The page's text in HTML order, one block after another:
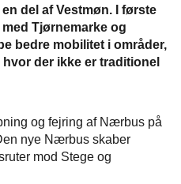
del af Vestmøn. I første
Tjørnemarke og
bedre mobilitet i områder,
der ikke er traditionel
og fejring af Nærbus på
nye Nærbus skaber
mod Stege og